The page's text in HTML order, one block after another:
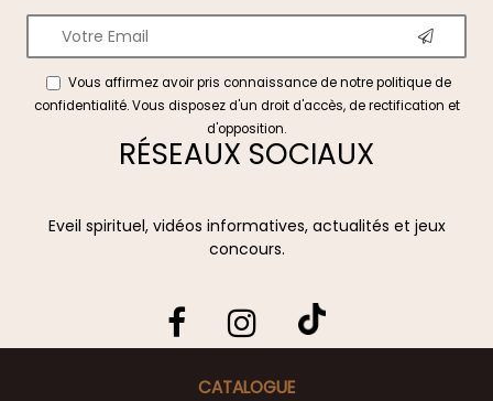
Vous affirmez avoir pris connaissance de notrepolitique de
confidentialité. Vous disposez d'un droit d'accès, de rectification et
d'opposition.
RÉSEAUX SOCIAUX
Eveil spirituel, vidéos informatives, actualités et jeux
concours.
CATALOGUE